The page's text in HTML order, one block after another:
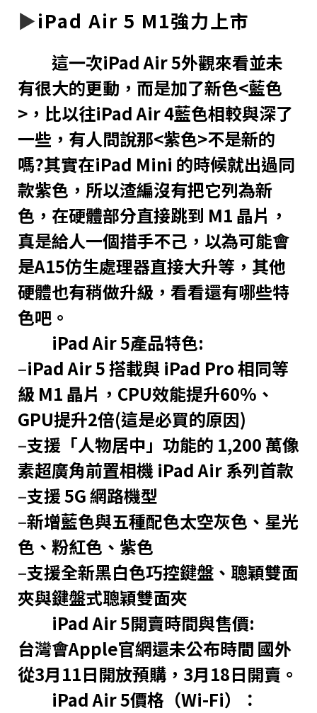
▶︎iPad Air 5 M1強力上市
這一次iPad Air 5外觀來看並未
有很大的更動，而是加了新色<藍色
>，比以往iPad Air 4藍色相較與深了
一些，有人問說那<紫色>不是新的
嗎?其實在iPad Mini 的時候就出過同
款紫色，所以渣編沒有把它列為新
色，在硬體部分直接跳到 M1 晶片，
真是給人一個措手不己，以為可能會
是A15仿生處理器直接大升等，其他
硬體也有稍做升級，看看還有哪些特
色吧。
iPad Air 5產品特色:
–iPad Air 5 搭載與 iPad Pro 相同等
級 M1 晶片，CPU效能提升60%、
GPU提升2倍(這是必買的原因)
–支援「人物居中」功能的 1,200 萬像
素超廣角前置相機 iPad Air 系列首款
–支援 5G 網路機型
–新增藍色與五種配色太空灰色、星光
色、粉紅色、紫色
–支援全新黑白色巧控鍵盤、聰穎雙面
夾與鍵盤式聰穎雙面夾
iPad Air 5開賣時間與售價:
台灣會Apple官網還未公布時間 國外
從3月11日開放預購，3月18日開賣。
iPad Air 5價格（Wi-Fi）：